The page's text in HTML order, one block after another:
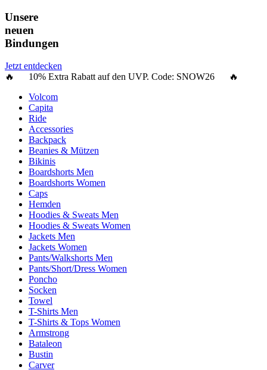
Unsere
neuen
Bindungen
Jetzt entdecken
🔥 10% Extra Rabatt auf den UVP. Code: SNOW26 🔥
Volcom
Capita
Ride
Accessories
Backpack
Beanies & Mützen
Bikinis
Boardshorts Men
Boardshorts Women
Caps
Hemden
Hoodies & Sweats Men
Hoodies & Sweats Women
Jackets Men
Jackets Women
Pants/Walkshorts Men
Pants/Short/Dress Women
Poncho
Socken
Towel
T-Shirts Men
T-Shirts & Tops Women
Armstrong
Bataleon
Bustin
Carver